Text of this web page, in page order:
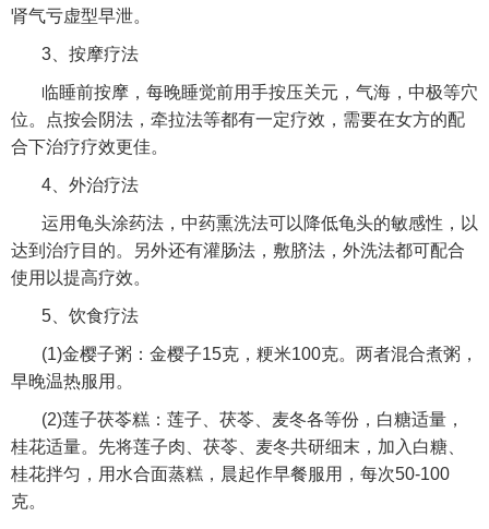
肾气亏虚型早泄。
3、按摩疗法
临睡前按摩，每晚睡觉前用手按压关元，气海，中极等穴
位。点按会阴法，牵拉法等都有一定疗效，需要在女方的配
合下治疗疗效更佳。
4、外治疗法
运用龟头涂药法，中药熏洗法可以降低龟头的敏感性，以
达到治疗目的。另外还有灌肠法，敷脐法，外洗法都可配合
使用以提高疗效。
5、饮食疗法
(1)金樱子粥：金樱子15克，粳米100克。两者混合煮粥，
早晚温热服用。
(2)莲子茯苓糕：莲子、茯苓、麦冬各等份，白糖适量，
桂花适量。先将莲子肉、茯苓、麦冬共研细末，加入白糖、
桂花拌匀，用水合面蒸糕，晨起作早餐服用，每次50-100
克。